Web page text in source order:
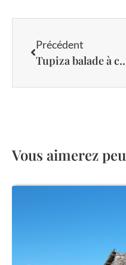
Précédent
Tupiza balade à
Vous aimerez